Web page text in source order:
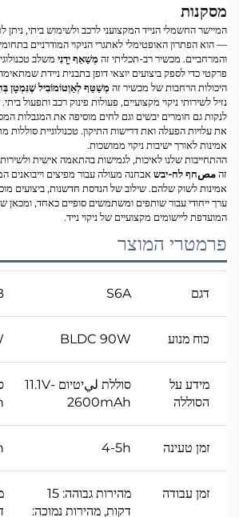
מסקנות
המיישר החשמלי הנייד המקצועני לרכב ולשימוש ביתי, ניתן
— הוא הפתרון האופטימלי לאתגרי הניקוי המודרניים
והמרחביים. מכשיר רב-תכליתי זה מְשַׁאֵף יָדָנִי משלב
פרקטי כדי לספק ביצועים יוצאי דופן בתבנית ניידת שמתאימה
היכולות הרחבות של מכשיר זה מְשַׁטֵּף לְאַוְטוֹמוֹבִיל שֶׁנִּמְטָן
נזיל לשירותי ניקוי מקצועיים, פעולות פינוק רכב ותפעול
לנקות גם חומרים יבשים וגם לחים מוסיפה את המגבלות
את עלויות הפעלה ואת דרישות התיקון. טכנולוגיית
אמינות לאורך ישיבות ניקוי ממושכות.
ההתחייבות שלנו לאיכות, לגמישות בהתאמה אישית
זהمصחף לח-יבשאבחנה מעולה עבור מפיצים וייבואנים
אמינות לשוק שלהם. שילוב של הנדסת חדשנות, ביצועים
ערך ייחודי עבור שותפים ומשתמשים סופיים כאחד, ומכאן
המועדפת ליישומים מקצועיים של ניקוי נייד.
פרמטרי המוצר
דגם S6A
כוח מנוע BLDC 90W
מידע על
הסוללה
סוללת ليיטיום 11.1V-
2600mAh
זמן טעינה 4-5h
זמן עבודה
מהירות גבוהה: 15
דקות, מהירות נמוכה: